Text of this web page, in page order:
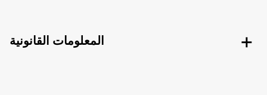
المعلومات القانونية